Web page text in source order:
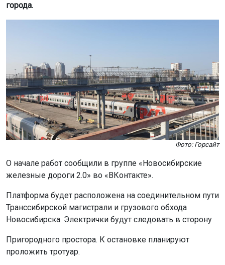
города.
Фото: Горсайт
О начале работ сообщили в группе «Новосибирские
железные дороги 2.0» во «ВКонтакте».
Платформа будет расположена на соединительном пути
Транссибирской магистрали и грузового обхода
Новосибирска. Электрички будут следовать в сторону
Пригородного простора. К остановке планируют
проложить тротуар.